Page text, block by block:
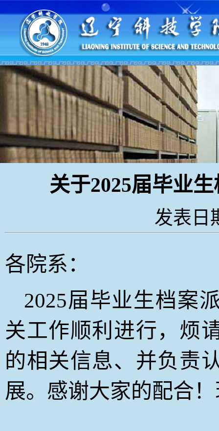
关于2025届毕业
发表日
各院系：
2025届毕业生档案
关工作顺利进行，烦
的相关信息、并负责
展。感谢大家的配合